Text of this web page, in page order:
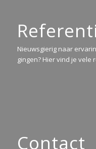
Nieuwsgierig naar
gingen? Hier vind je vele
Contact